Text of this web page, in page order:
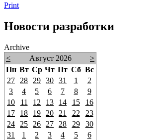
Print
Новости разработки
Archive
<
Август 2026
>
Пн Вт Ср Чт Пт Сб Вс
27
28 29 30 31 1
2
3
4 5 6 7 8
9
10
11 12 13 14 15
16
17
18 19 20 21 22
23
24
25 26 27 28 29
30
31
1 2 3 4 5
6